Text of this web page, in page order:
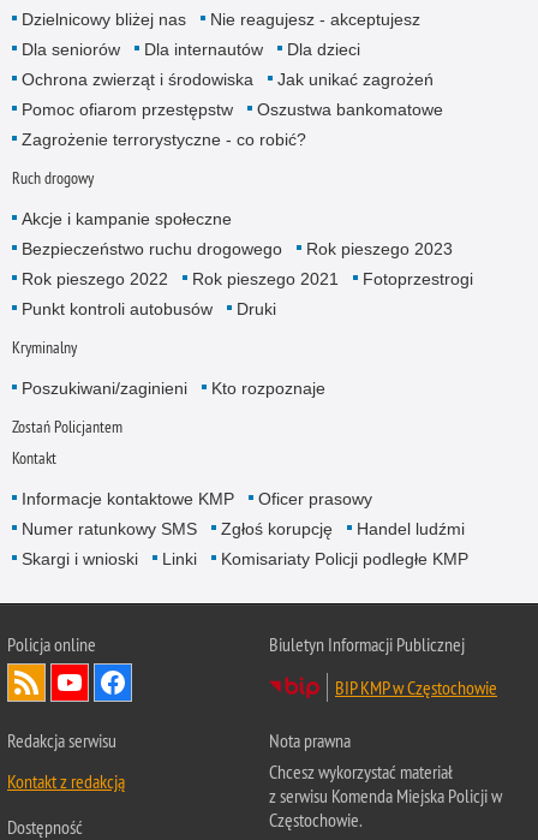
Dzielnicowy bliżej nas
Nie reagujesz - akceptujesz
Dla seniorów
Dla internautów
Dla dzieci
Ochrona zwierząt i środowiska
Jak unikać zagrożeń
Pomoc ofiarom przestępstw
Oszustwa bankomatowe
Zagrożenie terrorystyczne - co robić?
Ruch drogowy
Akcje i kampanie społeczne
Bezpieczeństwo ruchu drogowego
Rok pieszego 2023
Rok pieszego 2022
Rok pieszego 2021
Fotoprzestrogi
Punkt kontroli autobusów
Druki
Kryminalny
Poszukiwani/zaginieni Kto rozpoznaje
Zostań Policjantem
Kontakt
Informacje kontaktowe KMP
Oficer prasowy
Numer ratunkowy SMS
Zgłoś korupcję
Handel ludźmi
Skargi i wnioski
Linki Komisariaty Policji podległe KMP
Policja online
Biuletyn Informacji Publicznej
BIP KMP w Częstochowie
Redakcja serwisu
Kontakt z redakcją
Dostępność
Nota prawna
Chcesz wykorzystać materiał
z serwisu Komenda Miejska Policji w
Częstochowie.